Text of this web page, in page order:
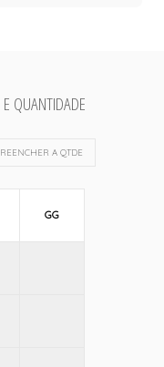
QUANTIDADE
A QTDE
GG